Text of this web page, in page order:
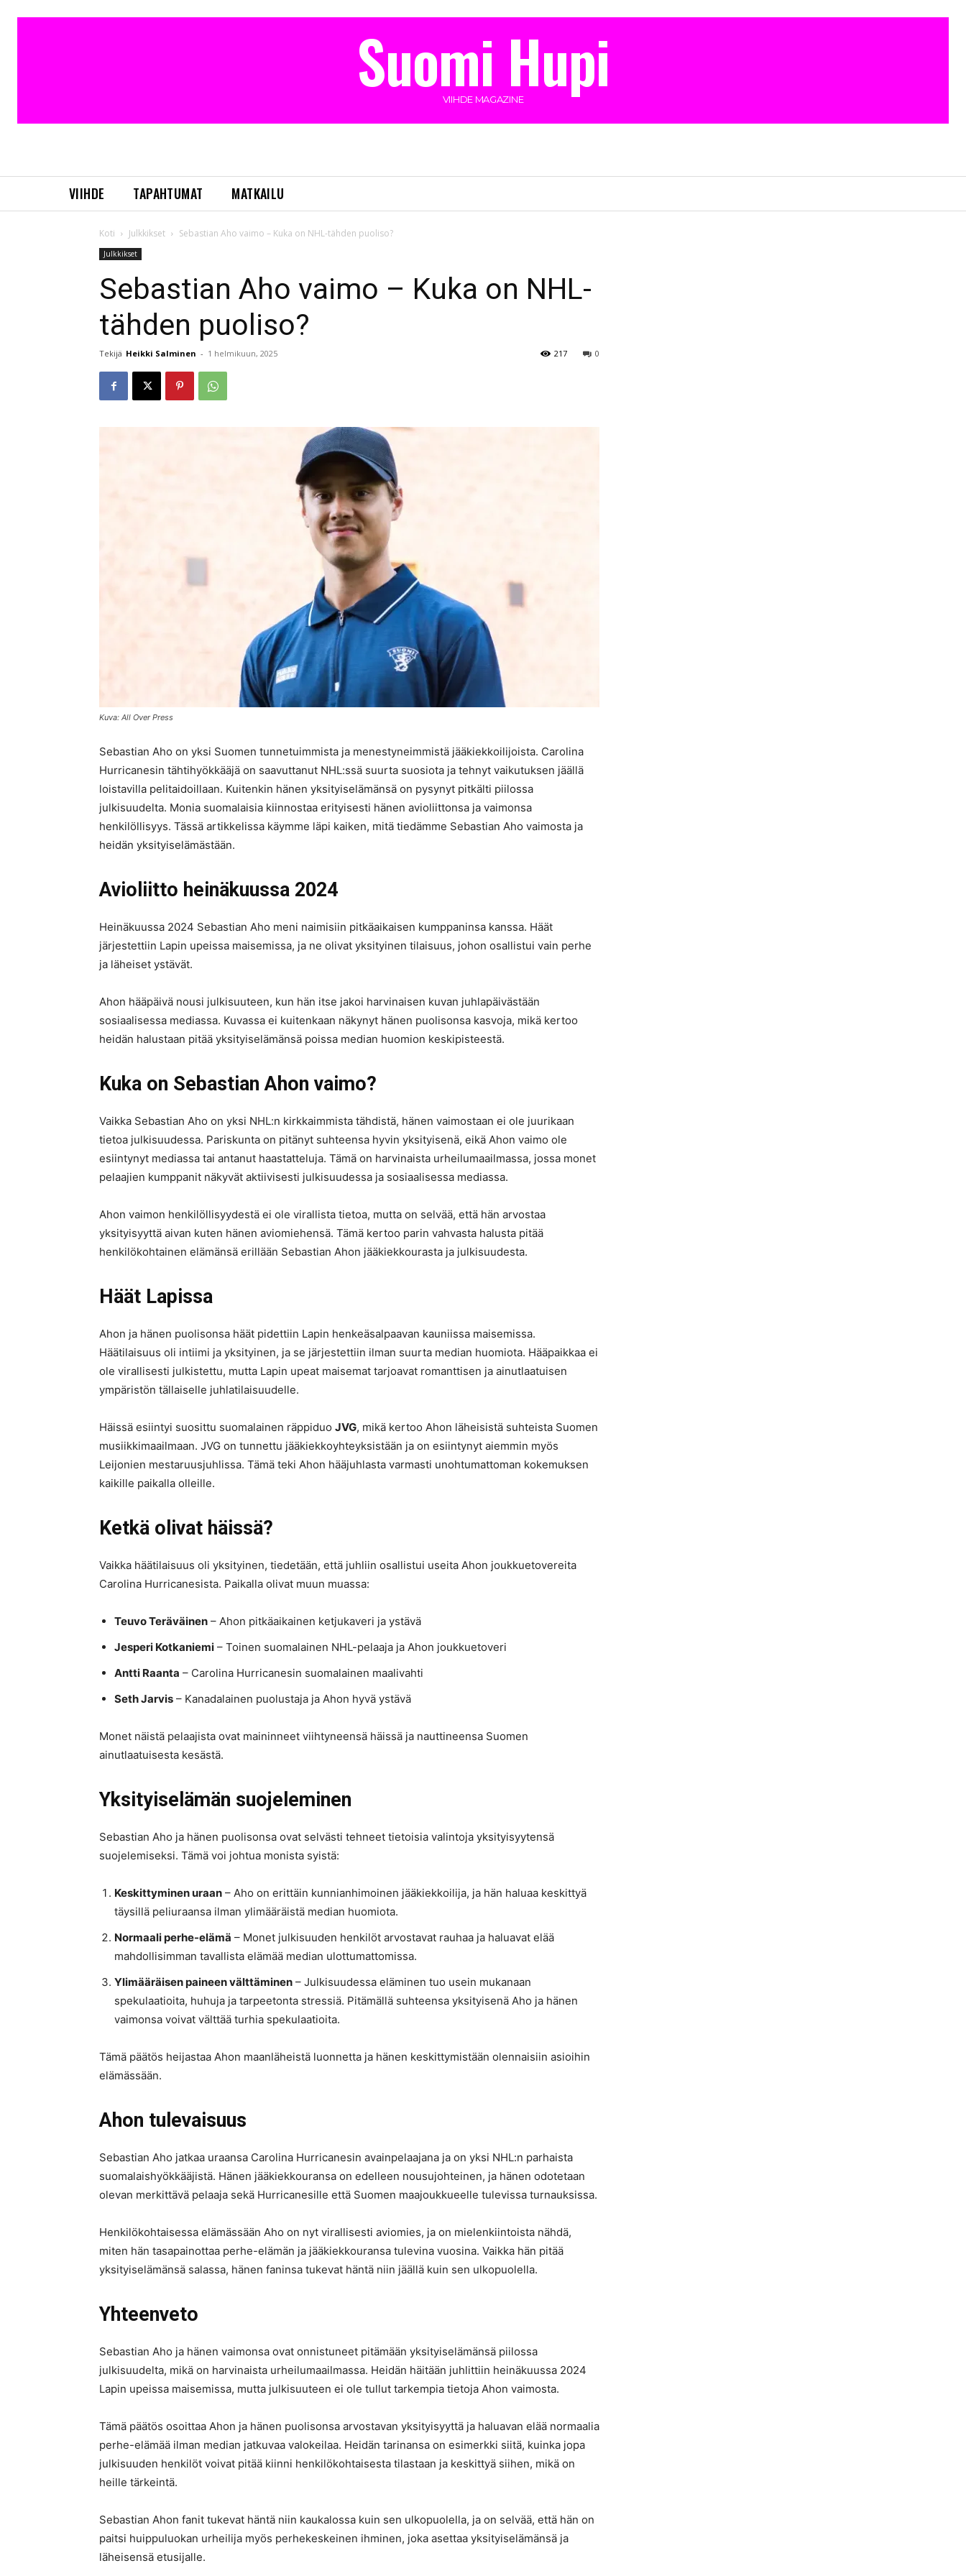
Suomi Hupi
VIIHDE MAGAZINE
VIIHDE TAPAHTUMAT MATKAILU
Koti Julkkikset Sebastian Aho vaimo – Kuka on NHL-tähden puoliso?
Julkkikset
Sebastian Aho vaimo – Kuka on NHL-
tähden puoliso?
Tekijä Heikki Salminen - 1 helmikuun, 2025 0
217
Kuva: All Over Press
Sebastian Aho on yksi Suomen tunnetuimmista ja menestyneimmistä jääkiekkoilijoista. Carolina
Hurricanesin tähtihyökkääjä on saavuttanut NHL:ssä suurta suosiota ja tehnyt vaikutuksen jäällä
loistavilla pelitaidoillaan. Kuitenkin hänen yksityiselämänsä on pysynyt pitkälti piilossa
julkisuudelta. Monia suomalaisia kiinnostaa erityisesti hänen avioliittonsa ja vaimonsa
henkilöllisyys. Tässä artikkelissa käymme läpi kaiken, mitä tiedämme Sebastian Aho vaimosta ja
heidän yksityiselämästään.
Avioliitto heinäkuussa 2024
Heinäkuussa 2024 Sebastian Aho meni naimisiin pitkäaikaisen kumppaninsa kanssa. Häät
järjestettiin Lapin upeissa maisemissa, ja ne olivat yksityinen tilaisuus, johon osallistui vain perhe
ja läheiset ystävät.
Ahon hääpäivä nousi julkisuuteen, kun hän itse jakoi harvinaisen kuvan juhlapäivästään
sosiaalisessa mediassa. Kuvassa ei kuitenkaan näkynyt hänen puolisonsa kasvoja, mikä kertoo
heidän halustaan pitää yksityiselämänsä poissa median huomion keskipisteestä.
Kuka on Sebastian Ahon vaimo?
Vaikka Sebastian Aho on yksi NHL:n kirkkaimmista tähdistä, hänen vaimostaan ei ole juurikaan
tietoa julkisuudessa. Pariskunta on pitänyt suhteensa hyvin yksityisenä, eikä Ahon vaimo ole
esiintynyt mediassa tai antanut haastatteluja. Tämä on harvinaista urheilumaailmassa, jossa monet
pelaajien kumppanit näkyvät aktiivisesti julkisuudessa ja sosiaalisessa mediassa.
Ahon vaimon henkilöllisyydestä ei ole virallista tietoa, mutta on selvää, että hän arvostaa
yksityisyyttä aivan kuten hänen aviomiehensä. Tämä kertoo parin vahvasta halusta pitää
henkilökohtainen elämänsä erillään Sebastian Ahon jääkiekkourasta ja julkisuudesta.
Häät Lapissa
Ahon ja hänen puolisonsa häät pidettiin Lapin henkeäsalpaavan kauniissa maisemissa.
Häätilaisuus oli intiimi ja yksityinen, ja se järjestettiin ilman suurta median huomiota. Hääpaikkaa ei
ole virallisesti julkistettu, mutta Lapin upeat maisemat tarjoavat romanttisen ja ainutlaatuisen
ympäristön tällaiselle juhlatilaisuudelle.
Häissä esiintyi suosittu suomalainen räppiduo JVG, mikä kertoo Ahon läheisistä suhteista Suomen
musiikkimaailmaan. JVG on tunnettu jääkiekkoyhteyksistään ja on esiintynyt aiemmin myös
Leijonien mestaruusjuhlissa. Tämä teki Ahon hääjuhlasta varmasti unohtumattoman kokemuksen
kaikille paikalla olleille.
Ketkä olivat häissä?
Vaikka häätilaisuus oli yksityinen, tiedetään, että juhliin osallistui useita Ahon joukkuetovereita
Carolina Hurricanesista. Paikalla olivat muun muassa:
Teuvo Teräväinen – Ahon pitkäaikainen ketjukaveri ja ystävä
Jesperi Kotkaniemi – Toinen suomalainen NHL-pelaaja ja Ahon joukkuetoveri
Antti Raanta – Carolina Hurricanesin suomalainen maalivahti
Seth Jarvis – Kanadalainen puolustaja ja Ahon hyvä ystävä
Monet näistä pelaajista ovat maininneet viihtyneensä häissä ja nauttineensa Suomen
ainutlaatuisesta kesästä.
Yksityiselämän suojeleminen
Sebastian Aho ja hänen puolisonsa ovat selvästi tehneet tietoisia valintoja yksityisyytensä
suojelemiseksi. Tämä voi johtua monista syistä:
Keskittyminen uraan – Aho on erittäin kunnianhimoinen jääkiekkoilija, ja hän haluaa keskittyä
täysillä peliuraansa ilman ylimääräistä median huomiota.
Normaali perhe-elämä – Monet julkisuuden henkilöt arvostavat rauhaa ja haluavat elää
mahdollisimman tavallista elämää median ulottumattomissa.
Ylimääräisen paineen välttäminen – Julkisuudessa eläminen tuo usein mukanaan
spekulaatioita, huhuja ja tarpeetonta stressiä. Pitämällä suhteensa yksityisenä Aho ja hänen
vaimonsa voivat välttää turhia spekulaatioita.
Tämä päätös heijastaa Ahon maanläheistä luonnetta ja hänen keskittymistään olennaisiin asioihin
elämässään.
Ahon tulevaisuus
Sebastian Aho jatkaa uraansa Carolina Hurricanesin avainpelaajana ja on yksi NHL:n parhaista
suomalaishyökkääjistä. Hänen jääkiekkouransa on edelleen nousujohteinen, ja hänen odotetaan
olevan merkittävä pelaaja sekä Hurricanesille että Suomen maajoukkueelle tulevissa turnauksissa.
Henkilökohtaisessa elämässään Aho on nyt virallisesti aviomies, ja on mielenkiintoista nähdä,
miten hän tasapainottaa perhe-elämän ja jääkiekkouransa tulevina vuosina. Vaikka hän pitää
yksityiselämänsä salassa, hänen faninsa tukevat häntä niin jäällä kuin sen ulkopuolella.
Yhteenveto
Sebastian Aho ja hänen vaimonsa ovat onnistuneet pitämään yksityiselämänsä piilossa
julkisuudelta, mikä on harvinaista urheilumaailmassa. Heidän häitään juhlittiin heinäkuussa 2024
Lapin upeissa maisemissa, mutta julkisuuteen ei ole tullut tarkempia tietoja Ahon vaimosta.
Tämä päätös osoittaa Ahon ja hänen puolisonsa arvostavan yksityisyyttä ja haluavan elää normaalia
perhe-elämää ilman median jatkuvaa valokeilaa. Heidän tarinansa on esimerkki siitä, kuinka jopa
julkisuuden henkilöt voivat pitää kiinni henkilökohtaisesta tilastaan ja keskittyä siihen, mikä on
heille tärkeintä.
Sebastian Ahon fanit tukevat häntä niin kaukalossa kuin sen ulkopuolella, ja on selvää, että hän on
paitsi huippuluokan urheilija myös perhekeskeinen ihminen, joka asettaa yksityiselämänsä ja
läheisensä etusijalle.